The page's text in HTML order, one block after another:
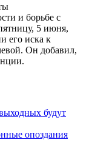
и борьбе с
5 июня,
его иска к
Он добавил,
будут
опоздания